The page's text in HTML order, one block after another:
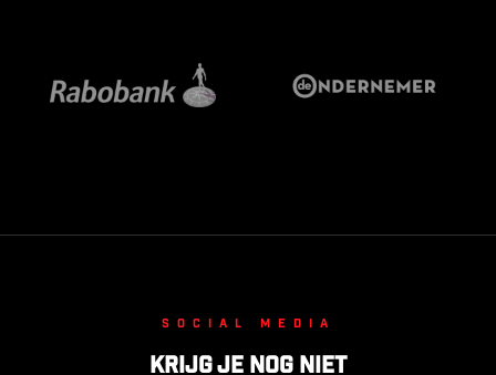
Social media
Krijg je nog niet